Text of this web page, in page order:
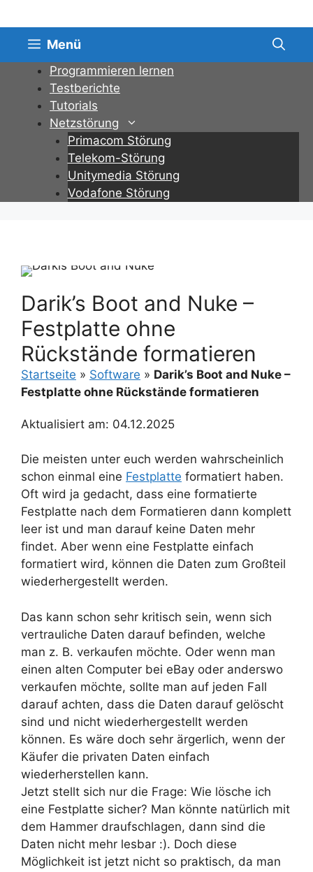
Inhalt
springen Menü
Programmieren lernen
Testberichte
Tutorials
Netzstörung
Primacom Störung
Telekom-Störung
Unitymedia Störung
Vodafone Störung
Darik’s Boot and Nuke –
Festplatte ohne
Rückstände formatieren
Startseite » Software » Darik’s Boot and Nuke –
Festplatte ohne Rückstände formatieren
Aktualisiert am: 04.12.2025
Die meisten unter euch werden wahrscheinlich
schon einmal eine Festplatte formatiert haben.
Oft wird ja gedacht, dass eine formatierte
Festplatte nach dem Formatieren dann komplett
leer ist und man darauf keine Daten mehr
findet. Aber wenn eine Festplatte einfach
formatiert wird, können die Daten zum Großteil
wiederhergestellt werden.
Das kann schon sehr kritisch sein, wenn sich
vertrauliche Daten darauf befinden, welche
man z. B. verkaufen möchte. Oder wenn man
einen alten Computer bei eBay oder anderswo
verkaufen möchte, sollte man auf jeden Fall
darauf achten, dass die Daten darauf gelöscht
sind und nicht wiederhergestellt werden
können. Es wäre doch sehr ärgerlich, wenn der
Käufer die privaten Daten einfach
wiederherstellen kann.
Jetzt stellt sich nur die Frage: Wie lösche ich
eine Festplatte sicher? Man könnte natürlich mit
dem Hammer draufschlagen, dann sind die
Daten nicht mehr lesbar :). Doch diese
Möglichkeit ist jetzt nicht so praktisch, da man